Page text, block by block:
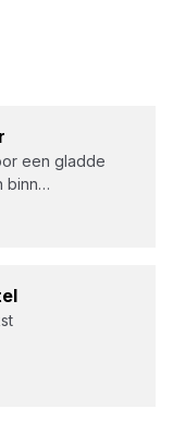
een gladde
binn…